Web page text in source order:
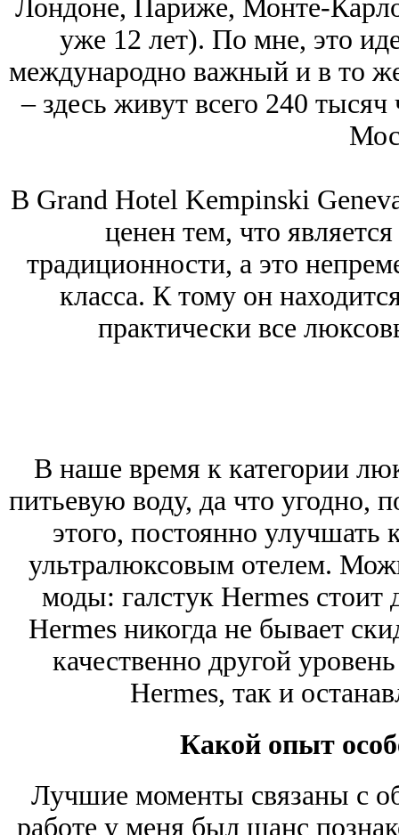
Лондоне, Париже, Монте-
уже 12 лет). По мне, это
международно важный и в то
‒ здесь живут всего 240
В Grand Hotel Kempinski
ценен тем, что
традиционности, а это
класса. К тому он
практически все
В наше время к категории
питьевую воду, да что
этого, постоянно улучшать
ультралюксовым отелем.
моды: галстук Hermes
Hermes никогда не бывает
качественно другой
Hermes, так и
Какой опыт
Лучшие моменты связаны с
работе у меня был шанс